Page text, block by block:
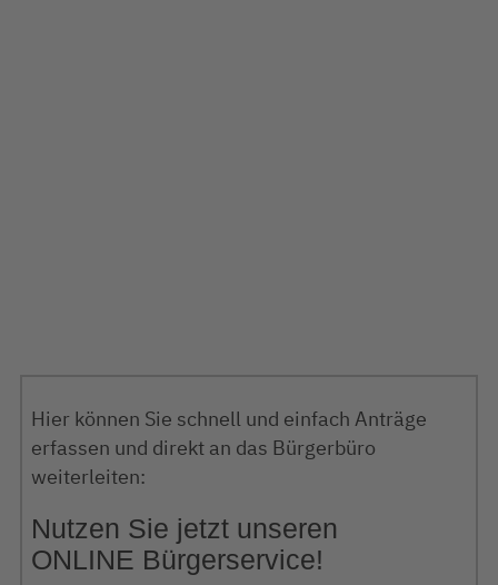
Hier können Sie schnell und einfach Anträge
erfassen und direkt an das Bürgerbüro
weiterleiten:
Nutzen Sie jetzt unseren
ONLINE Bürgerservice!